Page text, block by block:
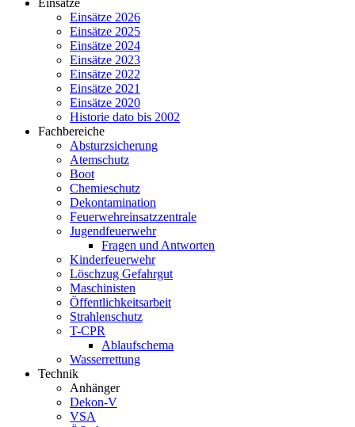
Einsätze
Einsätze 2026
Einsätze 2025
Einsätze 2024
Einsätze 2023
Einsätze 2022
Einsätze 2021
Einsätze 2020
Historie dato bis 2002
Fachbereiche
Absturzsicherung
Atemschutz
Boot
Chemieschutz
Dekontamination
Feuerwehreinsatzzentrale
Jugendfeuerwehr
Fragen und Antworten
Kinderfeuerwehr
Löschzug Gefahrgut
Maschinisten
Öffentlichkeitsarbeit
Strahlenschutz
T-CPR
Ablaufschema
Wasserrettung
Technik
Anhänger
Dekon-V
VSA